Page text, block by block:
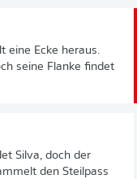
eine Ecke heraus.
seine Flanke findet
Silva, doch der
den Steilpass